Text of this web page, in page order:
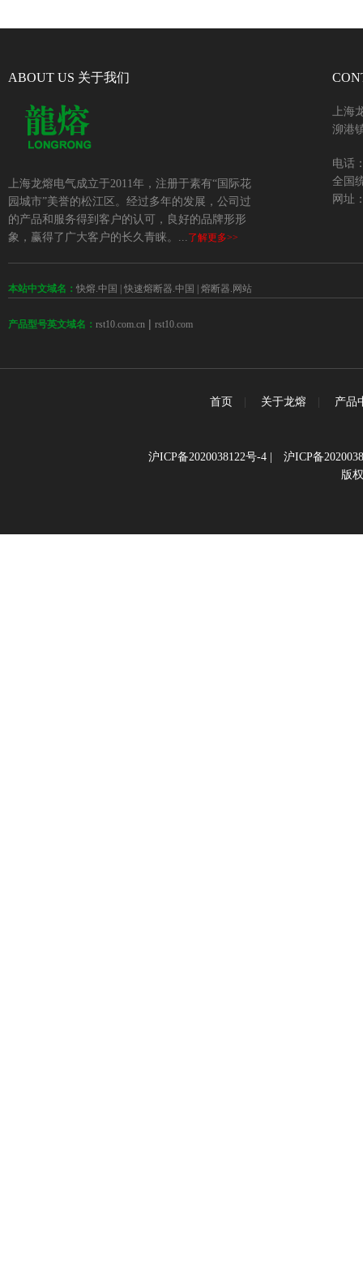
ABOUT US 关于我们
上海龙熔电气成立于2011年，注册于素有“国际花
园城市”美誉的松江区。经过多年的发展，公司过
的产品和服务得到客户的认可，良好的品牌形形
象，赢得了广大客户的长久青睐。...
了解更多>>
上海
泖港
电话
全国
网址
本站中文域名： 快熔.中国 快速熔断器.中国 熔断器.网站
产品型号英文域名： rst10.com.cn | rst10.com
首页 关于龙熔 产品
沪ICP备2020038122号-4| 沪ICP备
版